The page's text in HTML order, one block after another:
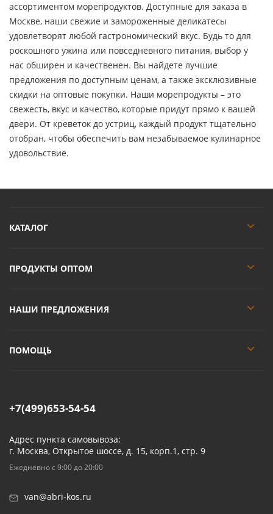
ассортиментом морепродуктов. Доступные для заказа в
Москве, наши свежие и замороженные деликатесы
удовлетворят любой гастрономический вкус. Будь то для
роскошного ужина или повседневного питания, выбор у
нас обширен и качественен. Вы найдете лучшие
предложения по доступным ценам, а также эксклюзивные
скидки на оптовые покупки. Наши морепродукты – это
свежесть, вкус и качество, которые придут прямо к вашей
двери. От креветок до устриц, каждый продукт тщательно
отобран, чтобы обеспечить вам незабываемое кулинарное
удовольствие.
КАТАЛОГ
ПРОДУКТЫ ОПТОМ
НАШИ ПРЕДЛОЖЕНИЯ
ПОМОЩЬ
+7(499)653-54-54
Адрес пункта самовывоза:
г. Москва, Открытое шоссе, д. 15, корп.1, стр. 9
Ежедневно с 9:00 до 20:00
van@abri-kos.ru